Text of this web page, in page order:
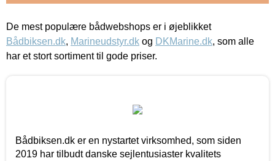
De mest populære bådwebshops er i øjeblikket
Bådbiksen.dk, Marineudstyr.dk og DKMarine.dk, som alle
har et stort sortiment til gode priser.
Bådbiksen.dk er en nystartet virksomhed, som siden
2019 har tilbudt danske sejlentusiaster kvalitets